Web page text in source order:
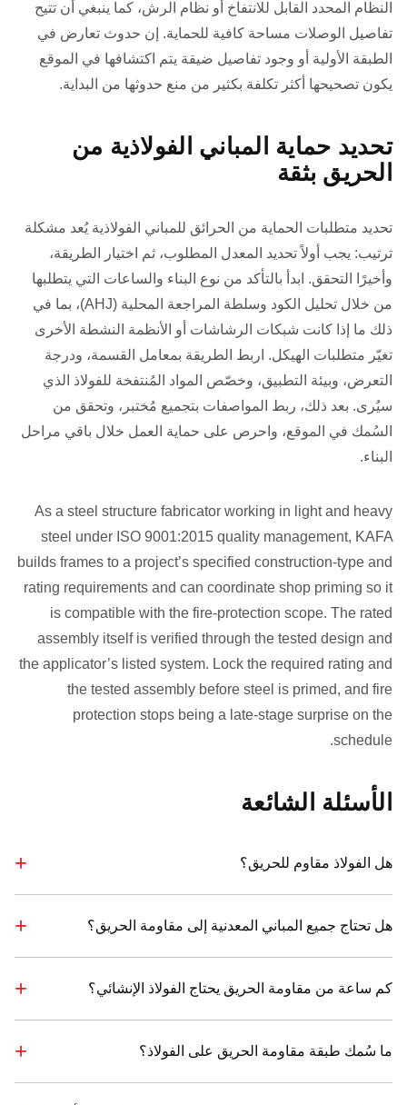
النظام المحدد القابل للانتفاخ أو نظام الرش، كما ينبغي أن تتيح
تفاصيل الوصلات مساحة كافية للحماية. إن حدوث تعارض في
الطبقة الأولية أو وجود تفاصيل ضيقة يتم اكتشافها في الموقع
يكون تصحيحها أكثر تكلفة بكثير من منع حدوثها من البداية.
تحديد حماية المباني الفولاذية من
الحريق بثقة
تحديد متطلبات الحماية من الحرائق للمباني الفولاذية يُعد مشكلة
ترتيب: يجب أولاً تحديد المعدل المطلوب، ثم اختيار الطريقة،
وأخيرًا التحقق. ابدأ بالتأكد من نوع البناء والساعات التي يتطلبها
من خلال تحليل الكود وسلطة المراجعة المحلية (AHJ)، بما في
ذلك ما إذا كانت شبكات الرشاشات أو الأنظمة النشطة الأخرى
تغيّر متطلبات الهيكل. اربط الطريقة بمعامل القسمة، ودرجة
التعرض، وبيئة التطبيق، وخصّص المواد المُنتفخة للفولاذ الذي
سيُرى. بعد ذلك، ربط المواصفات بتجميع مُختبر، وتحقق من
السُمك في الموقع، واحرص على حماية العمل خلال باقي مراحل
البناء.
As a steel structure fabricator working in light and heavy
steel under ISO 9001:2015 quality management, KAFA
builds frames to a project’s specified construction-type and
rating requirements and can coordinate shop priming so it
is compatible with the fire-protection scope. The rated
assembly itself is verified through the tested design and
the applicator’s listed system. Lock the required rating and
the tested assembly before steel is primed, and fire
protection stops being a late-stage surprise on the
schedule.
الأسئلة الشائعة
هل الفولاذ مقاوم للحريق؟
هل تحتاج جميع المباني المعدنية إلى مقاومة الحريق؟
كم ساعة من مقاومة الحريق يحتاج الفولاذ الإنشائي؟
ما سُمك طبقة مقاومة الحريق على الفولاذ؟